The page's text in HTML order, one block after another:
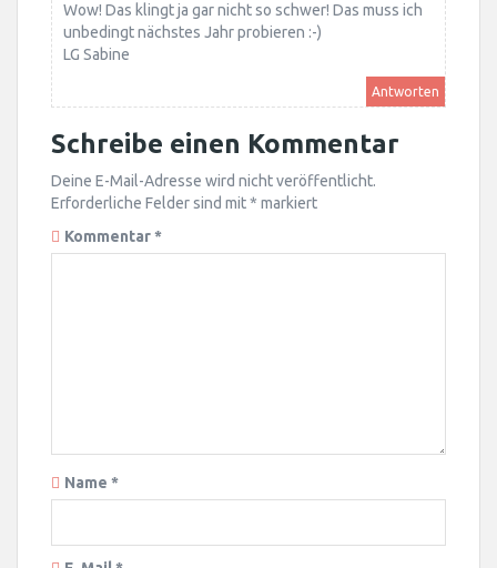
Wow! Das klingt ja gar nicht so schwer! Das muss ich
unbedingt nächstes Jahr probieren :-)
LG Sabine
Antworten
Schreibe einen Kommentar
Deine E-Mail-Adresse wird nicht veröffentlicht.
Erforderliche Felder sind mit* markiert
Kommentar*
Name *